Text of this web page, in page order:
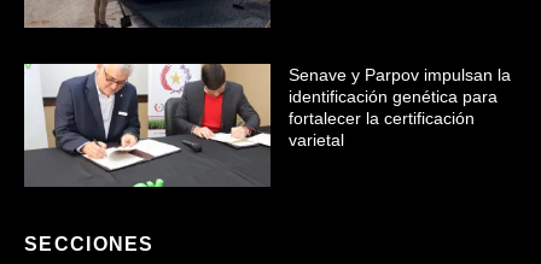
Senave y Parpov impulsan la
identificación genética para
fortalecer la certificación
varietal
SECCIONES